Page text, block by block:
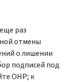
раз
отмены
о лишении
подписей под
ОНР; к